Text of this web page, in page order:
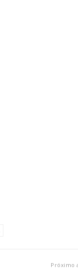
Próximo